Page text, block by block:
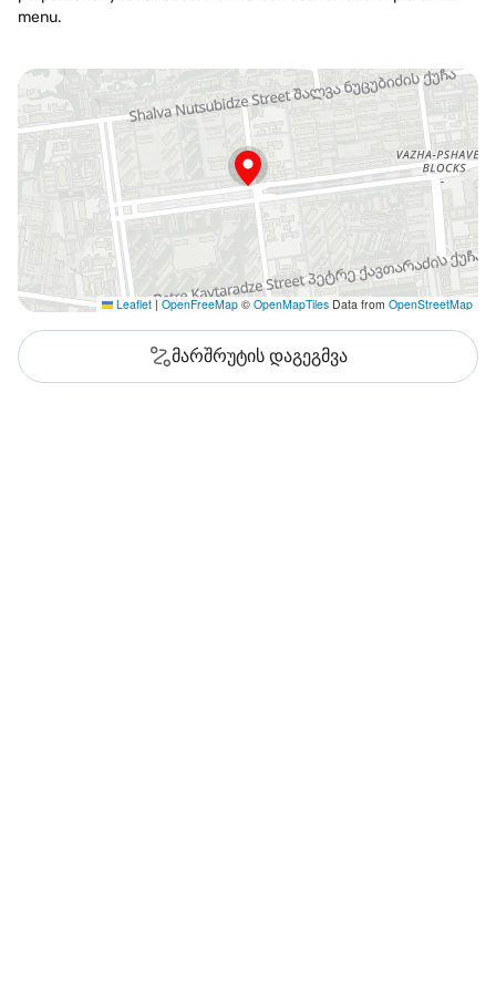
menu.
Leaflet | OpenFreeMap © OpenMapTiles Data from OpenStreetMap
მარშრუტის დაგეგმვა